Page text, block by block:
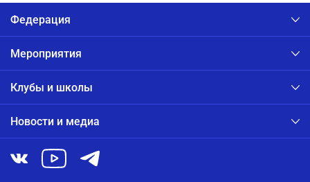
Федерация
Мероприятия
Клубы и школы
Новости и медиа